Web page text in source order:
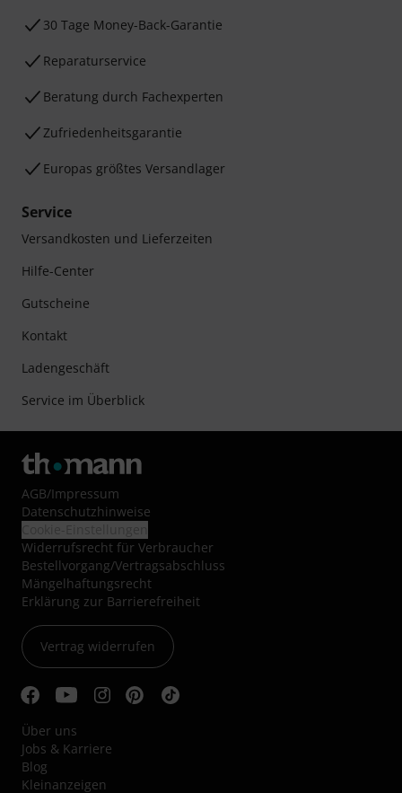
30 Tage Money-Back-Garantie
Reparaturservice
Beratung durch Fachexperten
Zufriedenheitsgarantie
Europas größtes Versandlager
Service
Versandkosten und Lieferzeiten
Hilfe-Center
Gutscheine
Kontakt
Ladengeschäft
Service im Überblick
AGB/Impressum
Datenschutzhinweise
Widerrufsrecht für Verbraucher
Bestellvorgang/Vertragsabschluss
Mängelhaftungsrecht
Erklärung zur Barrierefreiheit
Vertrag widerrufen
Über uns
Jobs & Karriere
Blog
Kleinanzeigen